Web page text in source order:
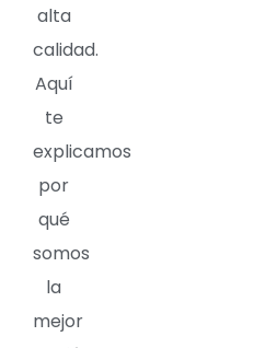
alta
calidad.
Aquí
te
explicamos
por
qué
somos
la
mejor